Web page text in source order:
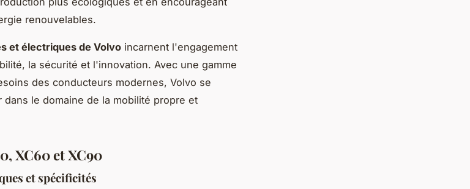
renouvelables.
et électriques de Volvo incarnent l'engagement
la sécurité et l'innovation. Avec une gamme
des conducteurs modernes, Volvo se
le domaine de la mobilité propre et
XC60 et XC90
et spécificités